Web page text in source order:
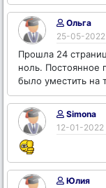
Ольга
25-05-2022
Прошла 24
ноль. Постоянное
было уместить на
Simona
12-01-2022
Юлия